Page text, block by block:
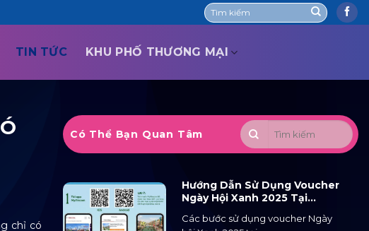
TIN TỨC KHU PHỐ THƯƠNG MẠI
chỉ có
Có Thể Bạn Quan Tâm
Hướng Dẫn Sử Dụng Voucher
Ngày Hội Xanh 2025 Tại
Các bước sử dụng voucher Ngày